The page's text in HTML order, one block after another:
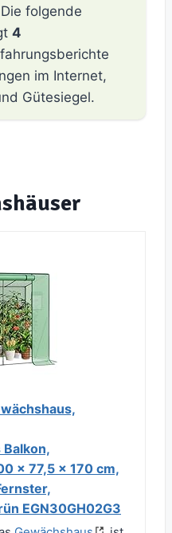
Die folgende
4
im Internet,
Gütesiegel.
x 77,5 x 170 cm,
EGN30GH02G3